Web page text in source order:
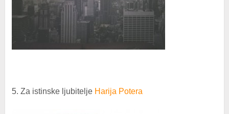
5. Za istinske ljubitelje Harija Potera